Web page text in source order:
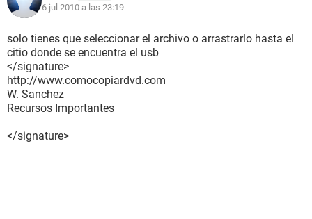
6 jul 2010 a las 23:19
solo tienes que seleccionar el archivo o arrastrarlo hasta el
citio donde se encuentra el usb
</signature>
http://www.comocopiardvd.com
W. Sanchez
Recursos Importantes
</signature>